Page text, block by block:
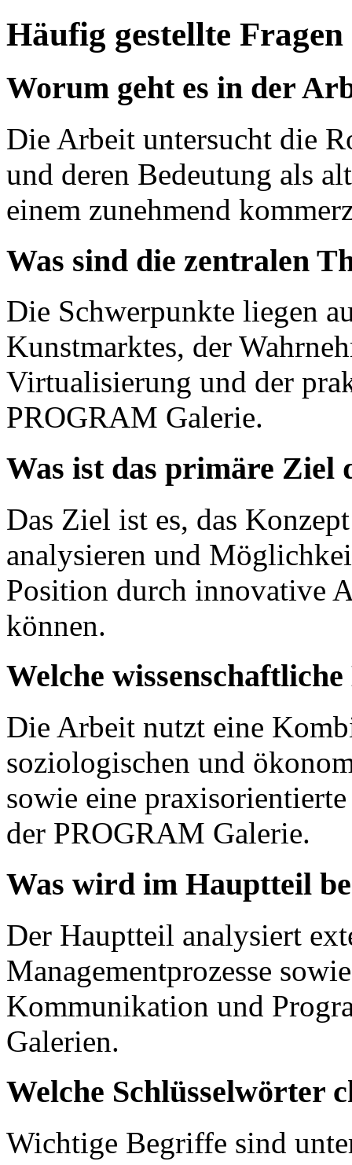
Häufig gestellte Fragen
Worum geht es in der
Die Arbeit untersucht die
und deren Bedeutung als
einem zunehmend
Was sind die zentralen
Die Schwerpunkte liegen
Kunstmarktes, der
Virtualisierung und der
PROGRAM Galerie.
Was ist das primäre Ziel
Das Ziel ist es, das
analysieren und
Position durch innovative
können.
Welche
Die Arbeit nutzt eine
soziologischen und
sowie eine
der PROGRAM Galerie.
Was wird im Hauptteil
Der Hauptteil analysiert
Managementprozesse
Kommunikation und
Galerien.
Welche Schlüsselwörter
Wichtige Begriffe sind